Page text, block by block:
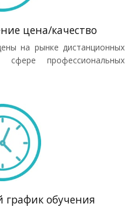
цена/качество
на рынке дистанционных
сфере профессиональных
обучения